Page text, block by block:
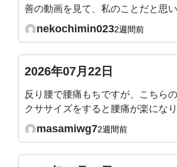
善の動画を見て、私のことだと思
指側の方に力を入れても、体重に対
nekochimin0232週間前
2026年07月22日
反り腰で腰痛もちですが、こちら
クササイズをすると腰痛が楽にな
防のために毎日やってもよいですか
masamiwg72週間前